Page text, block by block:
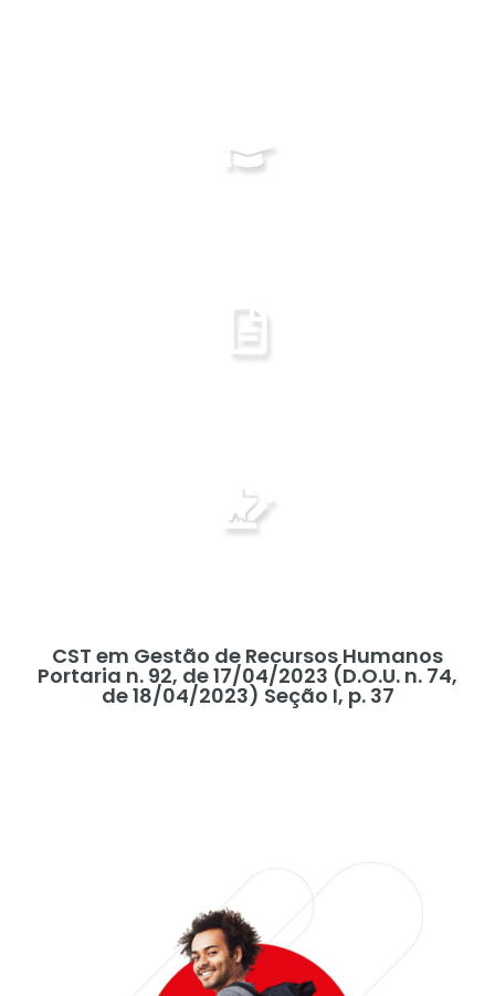
CST em Gestão de Recursos Humanos
Portaria n. 92, de 17/04/2023 (D.O.U. n. 74,
de 18/04/2023) Seção I, p. 37